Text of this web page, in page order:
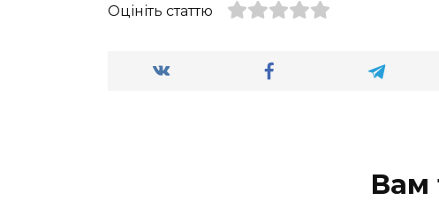
Оцініть статтю
Вам